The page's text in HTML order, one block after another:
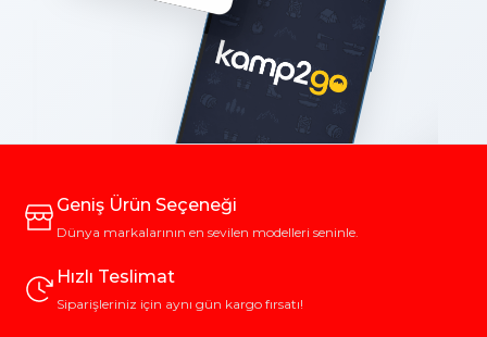
Geniş Ürün Seçeneği
Dünya markalarının en sevilen modelleri seninle.
Hızlı Teslimat
Siparişleriniz için aynı gün kargo fırsatı!